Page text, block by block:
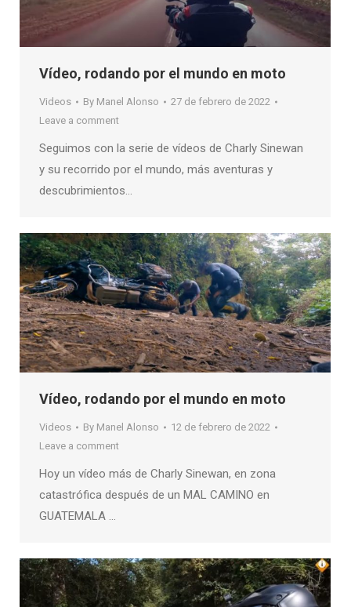
Vídeo, rodando por el mundo en moto
Videos By Manel Alonso
27 de febrero de 2022
Leave a comment
Seguimos con la serie de vídeos de Charly Sinewan
y su recorrido por el mundo, más aventuras y
descubrimientos…
Vídeo, rodando por el mundo en moto
Videos By Manel Alonso
12 de febrero de 2022
Leave a comment
Hoy un vídeo más de Charly Sinewan, en zona
catastrófica después de un MAL CAMINO en
GUATEMALA …